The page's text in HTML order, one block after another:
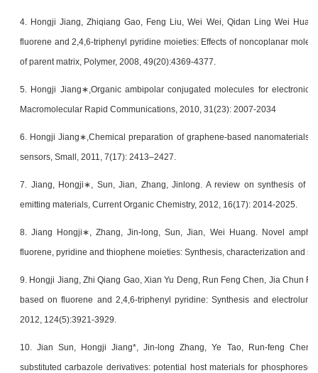
4. Hongji Jiang, Zhiqiang Gao, Feng Liu, Wei Wei, Qidan Ling Wei
fluorene and 2,4,6-triphenyl pyridine moieties: Effects of noncoplanar
of parent matrix, Polymer, 2008, 49(20):4369-4377.
5. Hongji Jiang∗,Organic ambipolar conjugated molecules for
Macromolecular Rapid Communications, 2010, 31(23): 2007-2034
6. Hongji Jiang∗,Chemical preparation of graphene-based nanomaterials
sensors, Small, 2011, 7(17): 2413–2427.
7. Jiang, Hongji∗, Sun, Jian, Zhang, Jinlong. A review on synthesis of
emitting materials, Current Organic Chemistry, 2012, 16(17): 2014-2025.
8. Jiang Hongji∗, Zhang, Jin-long, Sun, Jian, Wei Huang. Novel
fluorene, pyridine and thiophene moieties: Synthesis, characterization and
9. Hongji Jiang, Zhi Qiang Gao, Xian Yu Deng, Run Feng Chen, Jia Chun
based on fluorene and 2,4,6-triphenyl pyridine: Synthesis and
2012, 124(5):3921-3929.
10. Jian Sun, Hongji Jiang*, Jin-long Zhang, Ye Tao, Run-feng Chen.
substituted carbazole derivatives: potential host materials for